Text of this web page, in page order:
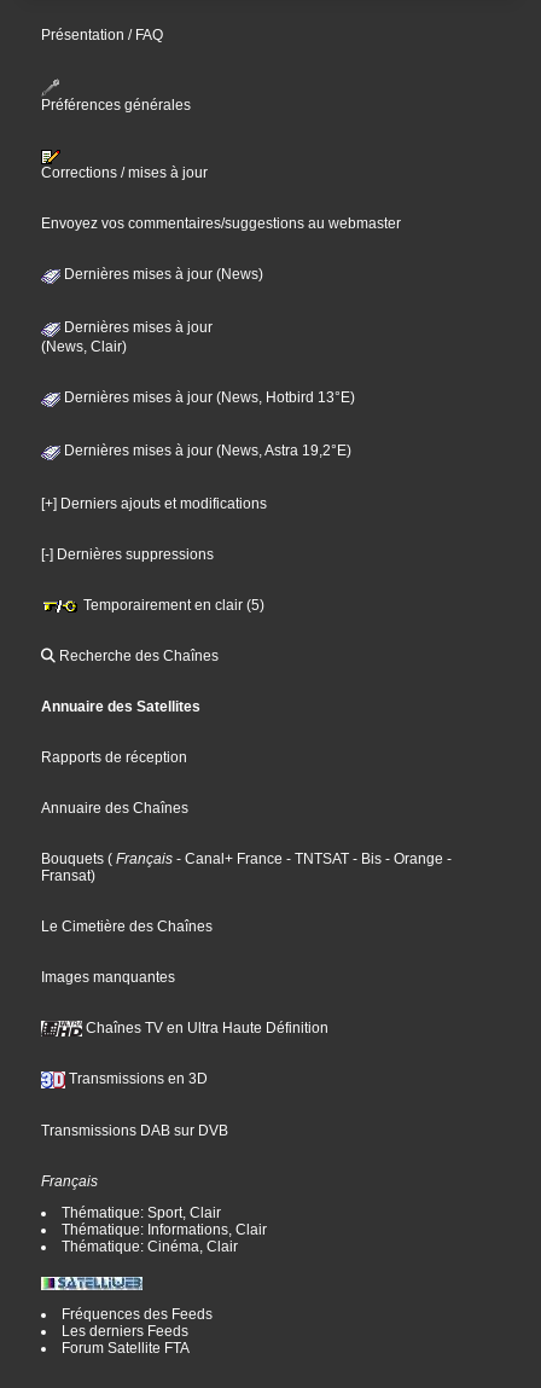
Présentation / FAQ
Préférences générales
Corrections / mises à jour
Envoyez vos commentaires/suggestions au webmaster
Dernières mises à jour (News)
Dernières mises à jour
(News, Clair)
Dernières mises à jour (News, Hotbird 13°E)
Dernières mises à jour (News, Astra 19,2°E)
[+] Derniers ajouts et modifications
[-] Dernières suppressions
Temporairement en clair (5)
Recherche des Chaînes
Annuaire des Satellites
Rapports de réception
Annuaire des Chaînes
Bouquets ( Français - Canal+ France - TNTSAT - Bis - Orange -
Fransat)
Le Cimetière des Chaînes
Images manquantes
Chaînes TV en Ultra Haute Définition
Transmissions en 3D
Transmissions DAB sur DVB
Français
Thématique: Sport, Clair
Thématique: Informations, Clair
Thématique: Cinéma, Clair
Fréquences des Feeds
Les derniers Feeds
Forum Satellite FTA